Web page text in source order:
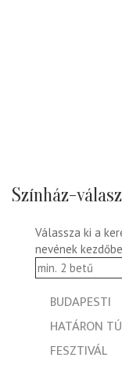
Színház-
Válassza ki a
nevének
BUDAPESTI
HATÁRON
FESZTIVÁL